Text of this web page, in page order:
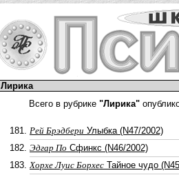
Лирика
Всего в рубрике "Лирика"
Рей Брэдбери Улыбка (N47/2002)
Эдгар По Сфинкс (N46/2002)
Хорхе Луис Борхес Тайное чудо